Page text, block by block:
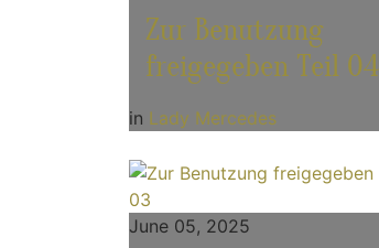
Zur Benutzung
freigegeben Teil 04
in Lady Mercedes
June 05, 2025